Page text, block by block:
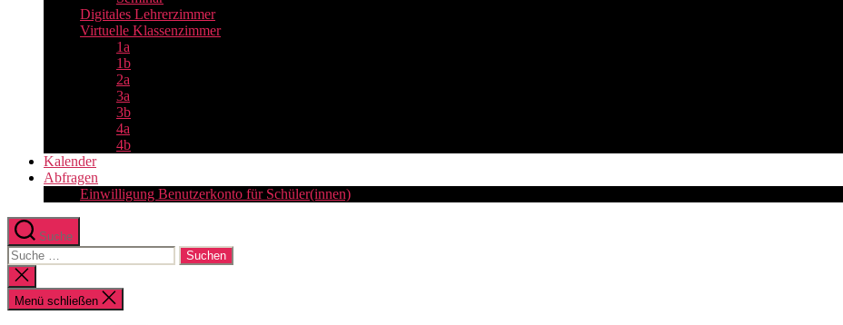
Digitales Lehrerzimmer
Virtuelle Klassenzimmer
1a
1b
2a
3a
3b
4a
4b
Kalender
Abfragen
Einwilligung Benutzerkonto für Schüler(innen)
Suche
Suche
nach:
Suche
schließen
Menü schließen